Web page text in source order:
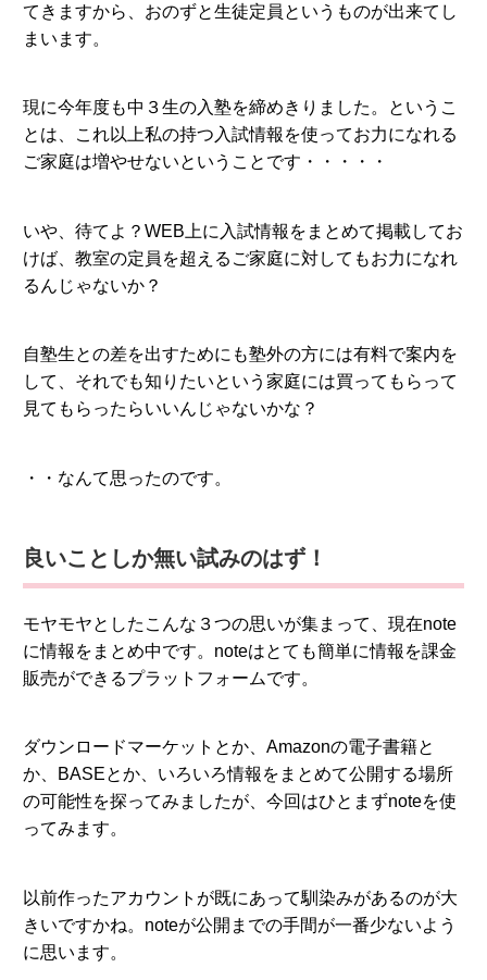
てきますから、おのずと生徒定員というものが出来てし
まいます。
現に今年度も中３生の入塾を締めきりました。というこ
とは、これ以上私の持つ入試情報を使ってお力になれる
ご家庭は増やせないということです・・・・・
いや、待てよ？WEB上に入試情報をまとめて掲載してお
けば、教室の定員を超えるご家庭に対してもお力になれ
るんじゃないか？
自塾生との差を出すためにも塾外の方には有料で案内を
して、それでも知りたいという家庭には買ってもらって
見てもらったらいいんじゃないかな？
・・なんて思ったのです。
良いことしか無い試みのはず！
モヤモヤとしたこんな３つの思いが集まって、現在note
に情報をまとめ中です。noteはとても簡単に情報を課金
販売ができるプラットフォームです。
ダウンロードマーケットとか、Amazonの電子書籍と
か、BASEとか、いろいろ情報をまとめて公開する場所
の可能性を探ってみましたが、今回はひとまずnoteを使
ってみます。
以前作ったアカウントが既にあって馴染みがあるのが大
きいですかね。noteが公開までの手間が一番少ないよう
に思います。